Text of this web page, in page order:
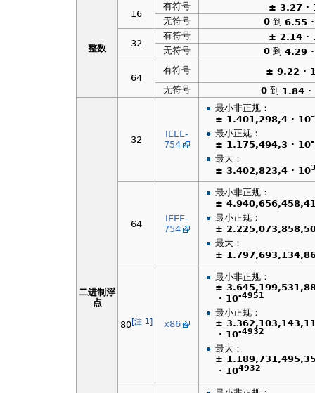
整数
16
有符号
± 3.27 ·
无符号
0 到 6.55
32
有符号
± 2.14 ·
无符号
0 到 4.29
64
有符号
± 9.22 ·
无符号
0 到 1.84 ·
二进制浮
点
32
IEEE-
754
最小非正规：
± 1.401,298,4 · 10
最小正规：
± 1.175,494,3 · 10
最大：
± 3.402,823,4 · 10
64
IEEE-
754
最小非正规：
±
最小正规：
±
最大：
±
80[注 1] x86
最小非正规：
±
· 10-4951
最小正规：
±
· 10-4932
最大：
±
· 104932